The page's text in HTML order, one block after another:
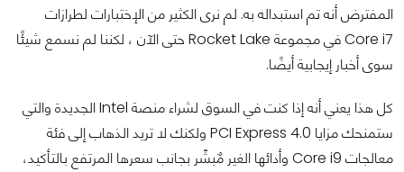
المفترض أنه تم استبداله به. لم نرى الكثير من الإختبارات لطرازات
Core i7 في مجموعة Rocket Lake حتى الآن ، لكننا لم نسمع شيئًا
سوى أخبار إيجابية أيضًا.
كل هذا يعني أنه إذا كنت في السوق لشراء منصة Intel الجديدة والتي
ستمنحك مزايا PCI Express 4.0 ولكنك لا تريد الذهاب إلى فئة
معالجات Core i9 وأدائها الغير مٌبشّر بجانب سعرها المرتفع بالتأكيد،